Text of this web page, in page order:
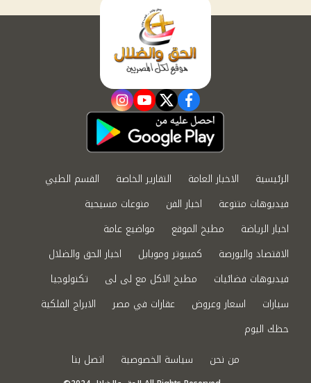
facebook
twitter
youtube
instagram
الرئيسية الاخبار العامة التقارير الخاصة
القسم الطبي
فيديوهات متنوعة
اخبار الفن
منوعات مسيحية
اخبار الرياضة
مطبخ الموقع
مواضيع عامة
الاقتصاد والبورصة
كمبيوتر وموبايل
اخبار الحق والضلال
فيديوهات فضائيات
مطبخ الاكل مع لى لى
تكنولوجيا
سيارات
اسعار وعروض عقارات في مصر
الابراج الفلكية
حظك اليوم
من نحن
سياسة الخصوصية اتصل بنا